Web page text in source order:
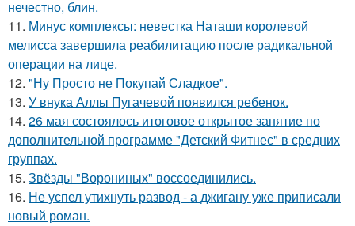
нечестно, блин.
11. Минус комплексы: невестка Наташи королевой
мелисса завершила реабилитацию после радикальной
операции на лице.
12. "Ну Просто не Покупай Сладкое".
13. У внука Аллы Пугачевой появился ребенок.
14. 26 мая состоялось итоговое открытое занятие по
дополнительной программе "Детский Фитнес" в средних
группах.
15. Звёзды "Ворониных" воссоединились.
16. Не успел утихнуть развод - а джигану уже приписали
новый роман.